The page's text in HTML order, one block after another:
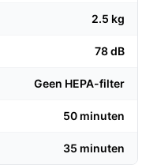
oppervlakken, van
een grondige
huishoudens,
2.5 kg
78 dB
Geen HEPA-filter
50 minuten
35 minuten